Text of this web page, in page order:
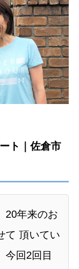
ト｜佐倉市
20年来のお
て 頂いてい
今回2回目